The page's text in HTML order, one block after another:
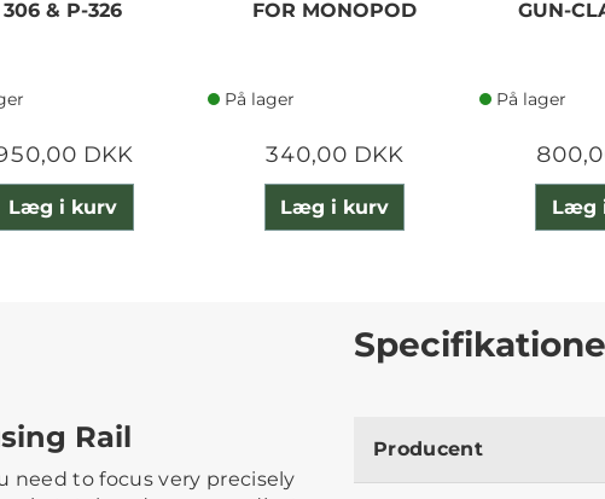
306 & P-326
DKK
Læg i kurv
FOR MONOPOD
På lager
340,00 DKK
Læg i kurv
GUN-
På lager
Læg
Rail
need to focus very precisely
Producent